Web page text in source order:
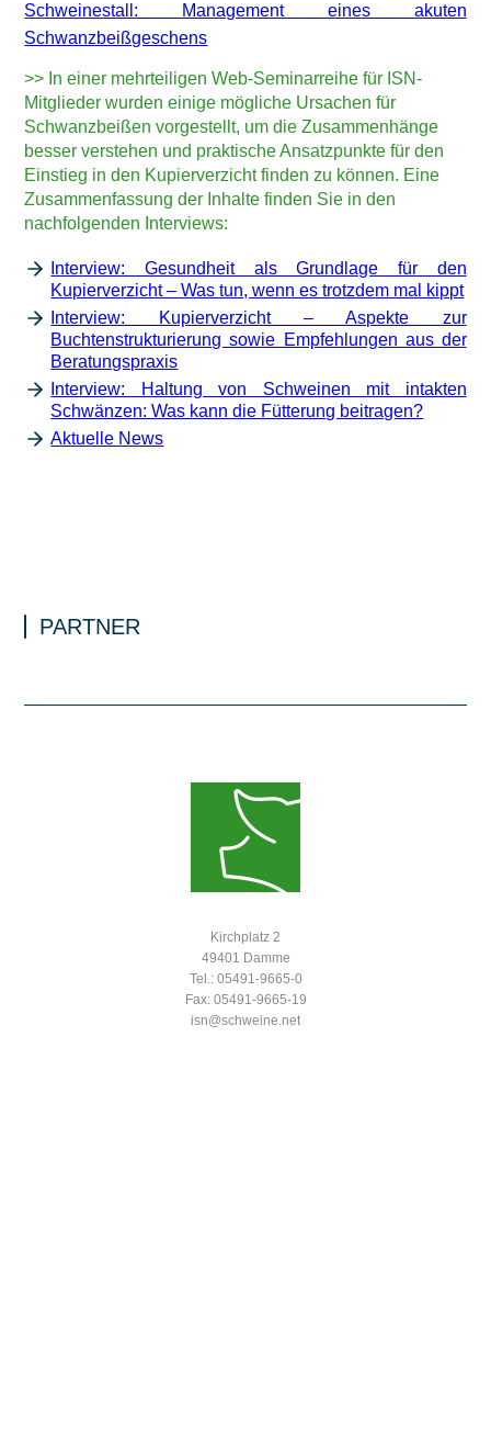
Schweinestall: Management eines akuten
Schwanzbeißgeschens
>> In einer mehrteiligen Web-Seminarreihe für ISN-
Mitglieder wurden einige mögliche Ursachen für
Schwanzbeißen vorgestellt, um die Zusammenhänge
besser verstehen und praktische Ansatzpunkte für den
Einstieg in den Kupierverzicht finden zu können. Eine
Zusammenfassung der Inhalte finden Sie in den
nachfolgenden Interviews:
Interview: Gesundheit als Grundlage für den
Kupierverzicht – Was tun, wenn es trotzdem mal kippt
Interview: Kupierverzicht – Aspekte zur
Buchtenstrukturierung sowie Empfehlungen aus der
Beratungspraxis
Interview: Haltung von Schweinen mit intakten
Schwänzen: Was kann die Fütterung beitragen?
Aktuelle News
PARTNER
Kirchplatz 2
49401 Damme
Tel.: 05491-9665-0
Fax: 05491-9665-19
isn@schweine.net